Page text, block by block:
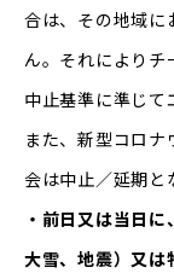
合は、その地域に
ん。それによりチ
中止基準に準じて
また、新型コロ
会は中止／延期と
・前日又は当日
大雪、地震）又は